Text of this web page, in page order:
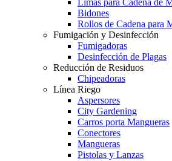
Limas para Cadena de
Bidones
Rollos de Cadena para
Fumigación y Desinfección
Fumigadoras
Desinfección de Plagas
Reducción de Residuos
Chipeadoras
Línea Riego
Aspersores
City Gardening
Carros porta Mangueras
Conectores
Mangueras
Pistolas y Lanzas